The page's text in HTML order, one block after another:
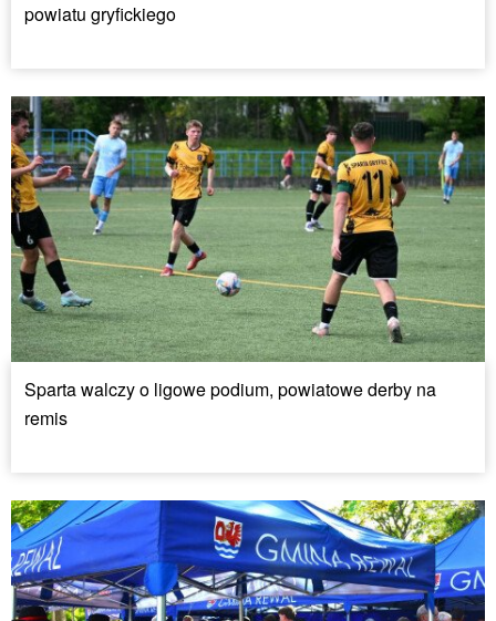
powiatu gryfickiego
Sparta walczy o ligowe podium, powiatowe derby na
remis